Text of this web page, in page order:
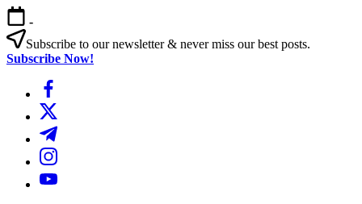
এড়িয়ে
লেখায়
যান
-
Subscribe to our newsletter & never miss our best posts.
Subscribe Now!
https://www.facebook.com/
https://twitter.com/
https://t.me/
https://www.instagram.com/
https://youtube.com/